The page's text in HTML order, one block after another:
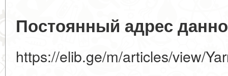
Постоянный адрес
https://elib.ge/m/articles/view/